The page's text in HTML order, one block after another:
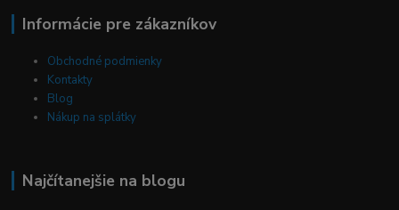
Informácie pre zákazníkov
Obchodné podmienky
Kontakty
Blog
Nákup na splátky
Najčítanejšie na blogu